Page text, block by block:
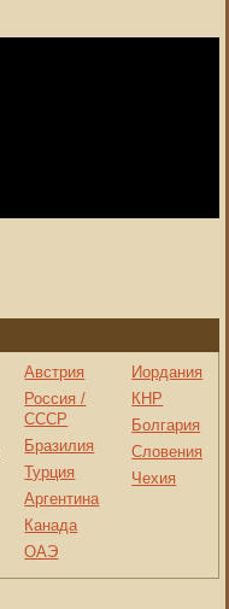
Австрия
Россия /
СССР
Бразилия
Турция
Аргентина
Канада
ОАЭ
Иордания
КНР
Болгария
Словения
Чехия